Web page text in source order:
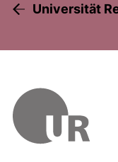
Universität